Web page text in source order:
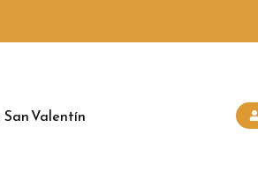
San Valentín